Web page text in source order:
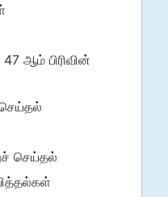
ஆம் பிரிவின்
செய்தல்